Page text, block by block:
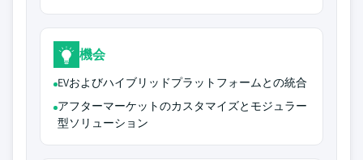
機会
EVおよびハイブリッドプラットフォームとの統合
アフターマーケットのカスタマイズとモジュラー
型ソリューション